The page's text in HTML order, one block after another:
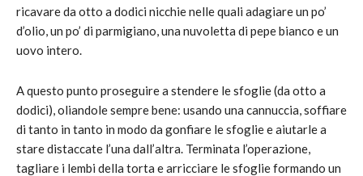
ricavare da otto a dodici nicchie nelle quali adagiare un po’
d’olio, un po’ di parmigiano, una nuvoletta di pepe bianco e un
uovo intero.
A questo punto proseguire a stendere le sfoglie (da otto a
dodici), oliandole sempre bene: usando una cannuccia, soffiare
di tanto in tanto in modo da gonfiare le sfoglie e aiutarle a
stare distaccate l’una dall’altra. Terminata l’operazione,
tagliare i lembi della torta e arricciare le sfoglie formando un